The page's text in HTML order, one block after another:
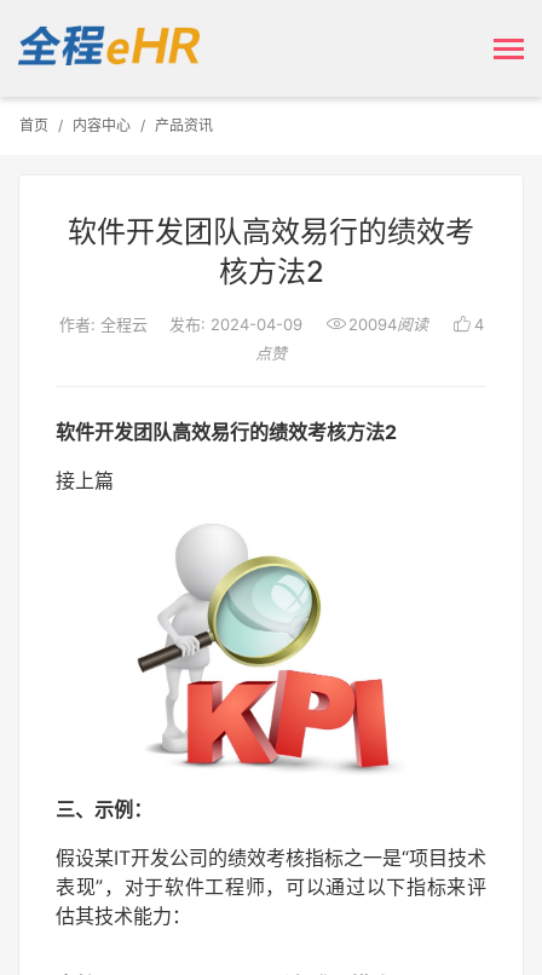
首页 内容中心 产品资讯
软件开发团队高效易行的绩效考
核方法2
作者: 全程云 发布: 2024-04-09 20094阅读 4
点赞
软件开发团队高效易行的绩效考核方法2
接上篇
三、示例：
假设某IT开发公司的绩效考核指标之一是“项目技术
表现”，对于软件工程师，可以通过以下指标来评
估其技术能力：